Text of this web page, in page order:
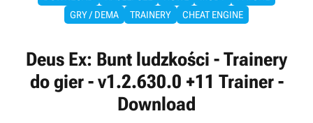
GRY / DEMA
TRAINERY CHEAT ENGINE
Deus Ex: Bunt ludzkości - Trainery
do gier - v1.2.630.0 +11 Trainer -
Download